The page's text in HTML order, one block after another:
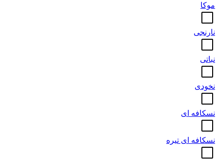
موکا
نارنجی
نباتی
نخودی
نسکافه ای
نسکافه ای تیره